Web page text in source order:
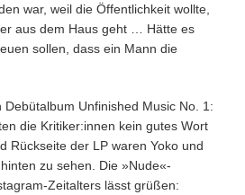
war, weil die Öffentlichkeit wollte,
aus dem Haus geht … Hätte es
sollen, dass ein Mann die
Unfinished Music No. 1:
die Kritiker:innen kein gutes Wort
Rückseite der LP waren Yoko und
zu sehen. Die »Nude«-
Zeitalters lässt grüßen: